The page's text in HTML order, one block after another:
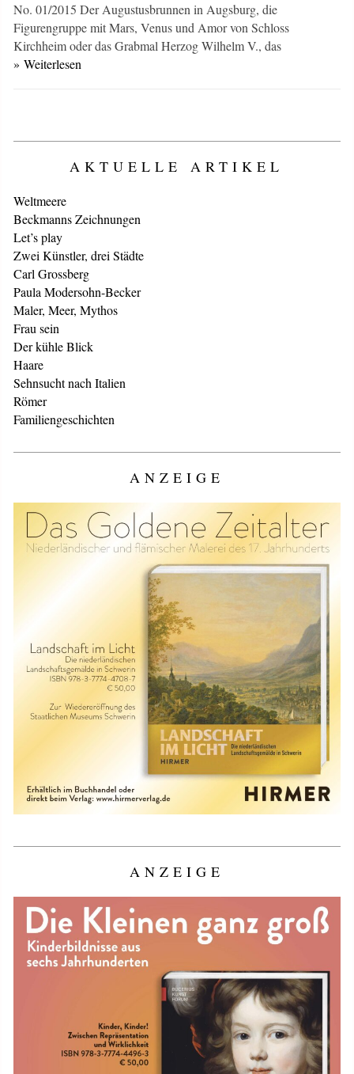
No. 01/2015 Der Augustusbrunnen in Augsburg, die
Figurengruppe mit Mars, Venus und Amor von Schloss
Kirchheim oder das Grabmal Herzog Wilhelm V., das
» Weiterlesen
AKTUELLE ARTIKEL
Weltmeere
Beckmanns Zeichnungen
Let’s play
Zwei Künstler, drei Städte
Carl Grossberg
Paula Modersohn-Becker
Maler, Meer, Mythos
Frau sein
Der kühle Blick
Haare
Sehnsucht nach Italien
Römer
Familiengeschichten
ANZEIGE
ANZEIGE